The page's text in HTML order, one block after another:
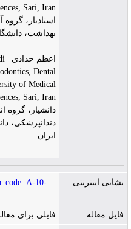
Sari, Iran
استادیار، گروه
بهداشت،
اعظم حدادی | Azam Haddadi
Dental
of Medical
Sari, Iran
دانشیار، گروه
دندانپزشکی،
ایران
نشانی اینترنتی
10-
فایل مقاله فایلی برای